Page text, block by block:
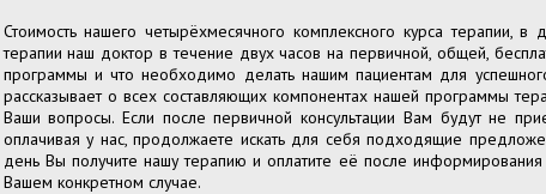
Стоимость нашего четырёхмесячного комплексного курса
терапии наш доктор в течение двух часов на первичной, общей,
программы и что необходимо делать нашим пациентам для
рассказывает о всех составляющих компонентах нашей программы
Ваши вопросы. Если после первичной консультации Вам будут не
оплачивая у нас, продолжаете искать для себя подходящие
день Вы получите нашу терапию и оплатите её после
Вашем конкретном случае.